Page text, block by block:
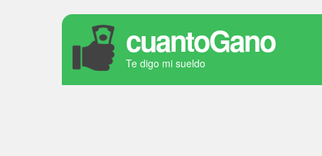
cuantoGano
Te digo mi sueldo